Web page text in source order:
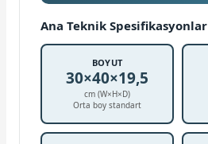
Ana Teknik Spesifikasyonlar
BOYUT
30×40×19,5
cm (W×H×D)
Orta boy standart